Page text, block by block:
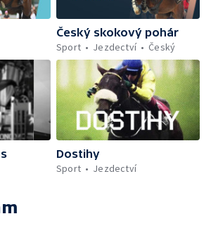
Český skokový pohár
Sport
Jezdectví Český
Dostihy
Sport
Jezdectví